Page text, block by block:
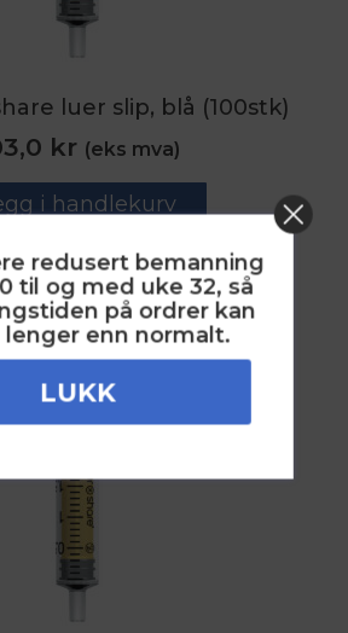
luer slip, blå (100stk)
kr (eks mva)
i handlekurv
redusert bemanning
til og med uke 32, så
på ordrer kan
lenger enn normalt.
LUKK